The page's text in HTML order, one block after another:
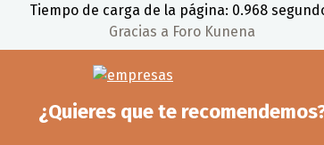
Tiempo de carga de la página: 0.968
Gracias a Foro Kunena
¿Quieres que te